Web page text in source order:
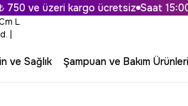
ve üzeri kargo ücretsiz Saat 15:00'a
ve Sağlık Şampuan ve Bakım Ürünleri